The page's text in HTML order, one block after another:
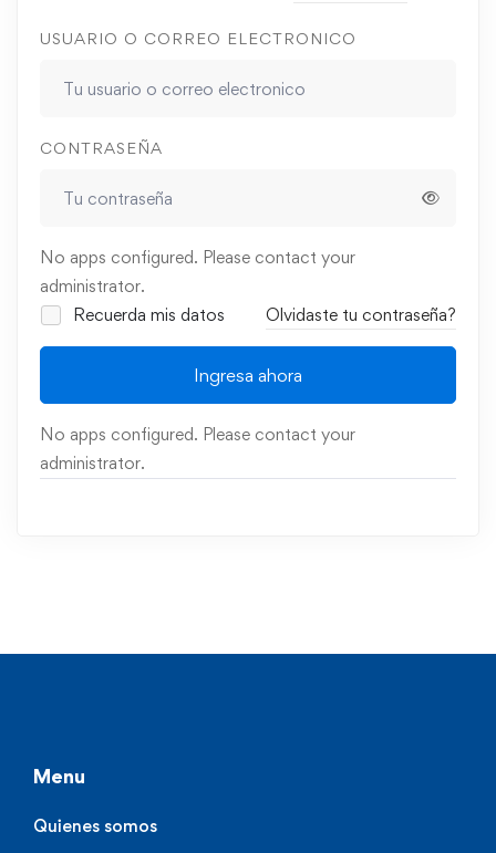
USUARIO O CORREO ELECTRONICO
CONTRASEÑA
No apps configured. Please contact your
administrator.
Recuerda mis datos
Olvidaste tu contraseña?
Ingresa ahora
No apps configured. Please contact your
administrator.
Menu
Quienes somos